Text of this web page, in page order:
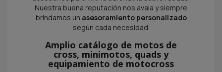
Nuestra buena reputación nos avala y siempre
brindamos un asesoramiento personalizado
según cada necesidad.
Amplio catálogo de motos de
cross, minimotos, quads y
equipamiento de motocross